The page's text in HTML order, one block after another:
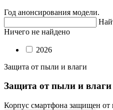
Год анонсирования модели.
Ничего не найдено
2026
Защита от пыли и влаги
Защита от пыли и влаги
Корпус смартфона защищен от